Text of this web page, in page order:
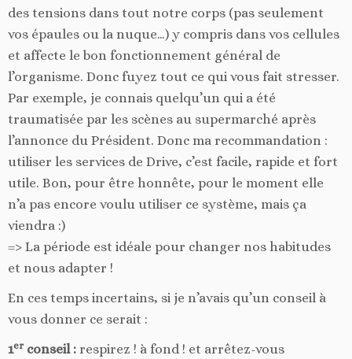
des tensions dans tout notre corps (pas seulement
vos épaules ou la nuque…) y compris dans vos cellules
et affecte le bon fonctionnement général de
l’organisme. Donc fuyez tout ce qui vous fait stresser.
Par exemple, je connais quelqu’un qui a été
traumatisée par les scènes au supermarché après
l’annonce du Président. Donc ma recommandation :
utiliser les services de Drive, c’est facile, rapide et fort
utile. Bon, pour être honnête, pour le moment elle
n’a pas encore voulu utiliser ce système, mais ça
viendra :)
=> La période est idéale pour changer nos habitudes
et nous adapter !
En ces temps incertains, si je n’avais qu’un conseil à
vous donner ce serait :
1erconseil : respirez ! à fond ! et arrêtez-vous